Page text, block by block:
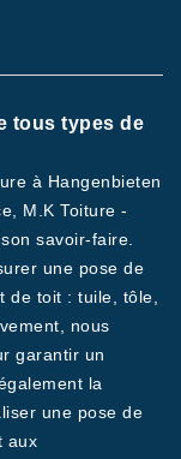
tous types de
à Hangenbieten
M.K Toiture -
savoir-faire.
une pose de
de toit : tuile, tôle,
nous
garantir un
la
une pose de
aux